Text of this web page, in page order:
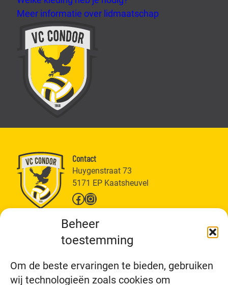
Beheer
toestemming
Om de beste ervaringen te bieden, gebruiken
wij technologieën zoals cookies om
Meer informatie over lidmaatschap
Contact
Huygenstraat 73
5171 EP Kaatsheuvel
Facebook Instagram
Wij zijn VC Condor
Meehelpen
Teams